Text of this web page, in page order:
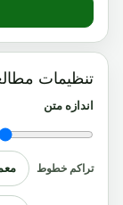
تنظیمات
اندازه متن
تراکم خطوط